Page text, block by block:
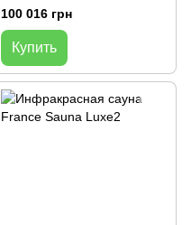
100 016 грн
Купить